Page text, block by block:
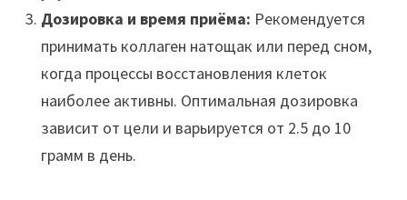
Дозировка и время приёма: Рекомендуется
принимать коллаген натощак или перед сном,
когда процессы восстановления клеток
наиболее активны. Оптимальная дозировка
зависит от цели и варьируется от 2.5 до 10
грамм в день.